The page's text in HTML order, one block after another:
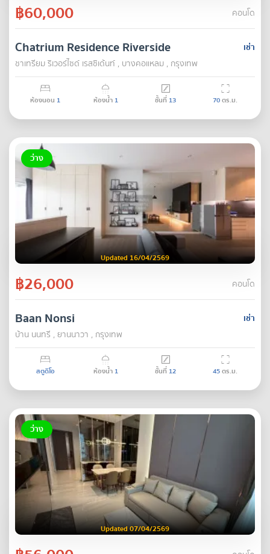
฿60,000 คอนโด
เช่า
Chatrium Residence Riverside
ชาเทรียม ริเวอร์ไซด์ เรสซิเด้นท์ , บางคอแหลม , กรุงเทพ
ห้องนอน 1 ห้องน้ำ 1 ชั้นที่ 13 70ตร.ม.
ว่าง
Updated 16/04/2569
฿26,000 คอนโด
เช่า
Baan Nonsi
บ้าน นนทรี , ยานนาวา , กรุงเทพ
สตูดิโอ ห้องน้ำ 1 ชั้นที่ 12 45ตร.ม.
ว่าง
Updated 07/04/2569